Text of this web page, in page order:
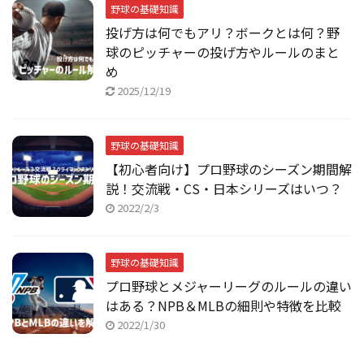
野球の基礎知識
投げ方は何でもアリ？ボークとは何？野
球のピッチャーの投げ方やルールのまと
め
2025/12/19
野球の基礎知識
【初心者向け】プロ野球のシーズン期間解
説！交流戦・CS・日本シリーズはいつ？
2022/2/3
野球の基礎知識
プロ野球とメジャーリーグのルールの違い
はある？NPB＆MLBの細則や特徴を比較
2022/1/30